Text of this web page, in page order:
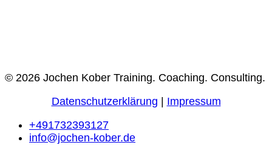
© 2026 Jochen Kober Training. Coaching. Consulting.
Datenschutzerklärung
Impressum
+491732393127
info@jochen-kober.de